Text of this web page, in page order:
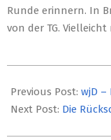
Runde erinnern. In
von der TG.
03-
15
Previous Post: wjD –
Next Post: Die